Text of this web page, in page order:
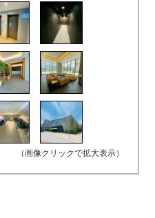
（画像クリックで拡大表示）